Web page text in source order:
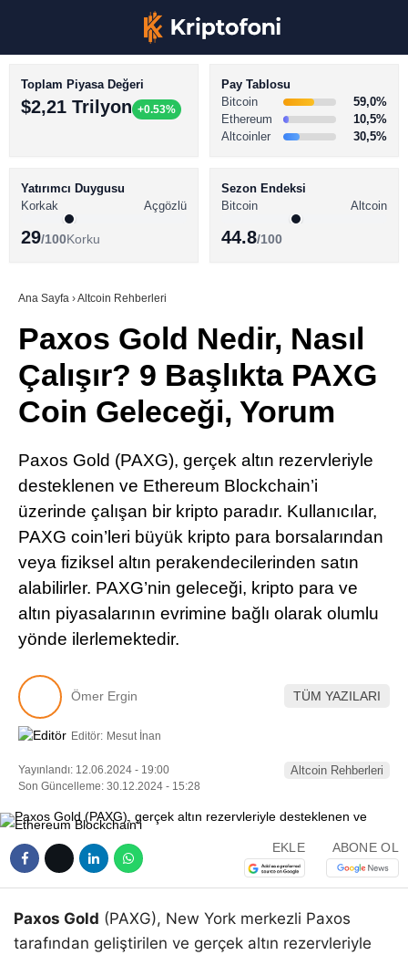
Youtube
TikTok
LinkedIn
Telegram
BİTCOİN HABERLERİ
ALTCOİN HABERLERİ
SÖZLÜK
Toplam Piyasa Değeri
$2,21 Trilyon +0.53%
Pay Tablosu
Bitcoin
59,0%
Ethereum
10,5%
Altcoinler
30,5%
Yatırımcı Duygusu
Korkak
Açgözlü
29/100Korku
Sezon Endeksi
Bitcoin
Altcoin
44.8/100
Ana Sayfa ›Altcoin Rehberleri
Paxos Gold Nedir, Nasıl
Çalışır? 9 Başlıkta PAXG
Coin Geleceği, Yorum
Paxos Gold (PAXG), gerçek altın rezervleriyle
desteklenen ve Ethereum Blockchain’i
üzerinde çalışan bir kripto paradır. Kullanıcılar,
PAXG coin’leri büyük kripto para borsalarından
veya fiziksel altın perakendecilerinden satın
alabilirler. PAXG’nin geleceği, kripto para ve
altın piyasalarının evrimine bağlı olarak olumlu
yönde ilerlemektedir.
Ömer Ergin TÜM YAZILARI
Editör: Mesut İnan
Yayınlandı: 12.06.2024 - 19:00
Son Güncelleme: 30.12.2024 - 15:28
Altcoin Rehberleri
EKLE ABONE OL
Paxos Gold (PAXG), New York merkezli Paxos
tarafından geliştirilen ve gerçek altın rezervleriyle